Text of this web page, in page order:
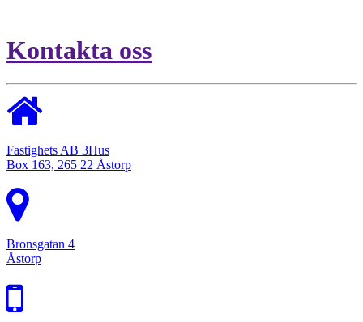
Kontakta oss
Fastighets AB 3Hus
Box 163, 265 22 Åstorp
Bronsgatan 4
Åstorp